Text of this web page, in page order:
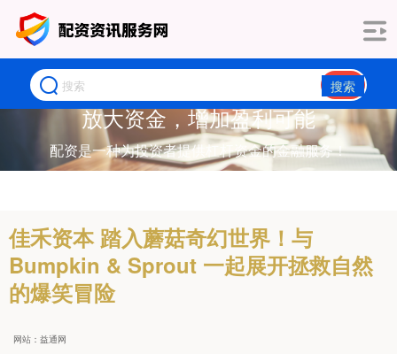
搜索
放大资金，增加盈利可能
配资是一种为投资者提供杠杆资金的金融服务！
佳禾资本 踏入蘑菇奇幻世界！与
Bumpkin & Sprout 一起展开拯救自然
的爆笑冒险
网站：益通网